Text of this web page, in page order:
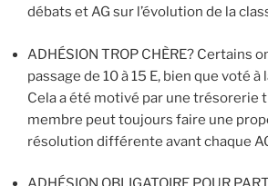
débats et AG sur l’évolution de la
ADHÉSION TROP CHÈRE? Certains
passage de 10 à 15 E, bien que voté à
Cela a été motivé par une trésorerie
membre peut toujours faire une
résolution différente avant chaque